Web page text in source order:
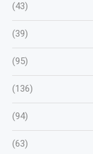
(43)
(39)
(95)
(136)
(94)
(63)